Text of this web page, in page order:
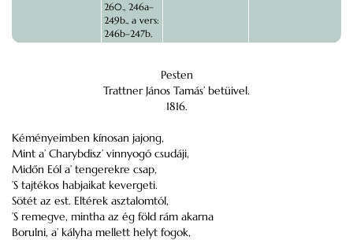
260., 246a–
249b., a vers:
246b–247b.
Pesten
Trattner János Tamás’ betüivel.
1816.
Kéményeimben kínosan jajong,
Mint a’ Charybdisz’ vinnyogó csudáji,
Midőn Eól a’ tengerekre csap,
’S tajtékos habjaikat kevergeti.
Sötét az est. Eltérek asztalomtól,
’S remegve, mintha az ég föld rám akarna
Borulni, a’ kályha mellett helyt fogok,